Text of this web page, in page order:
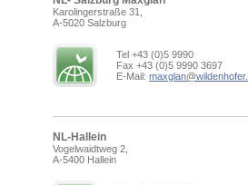
Karolingerstraße 31,
A-5020 Salzburg
Tel +43 (0)5 9990
Fax +43 (0)5 9990 3697
E-Mail: maxglan@
NL-Hallein
Vogelwaidtweg 2,
A-5400 Hallein